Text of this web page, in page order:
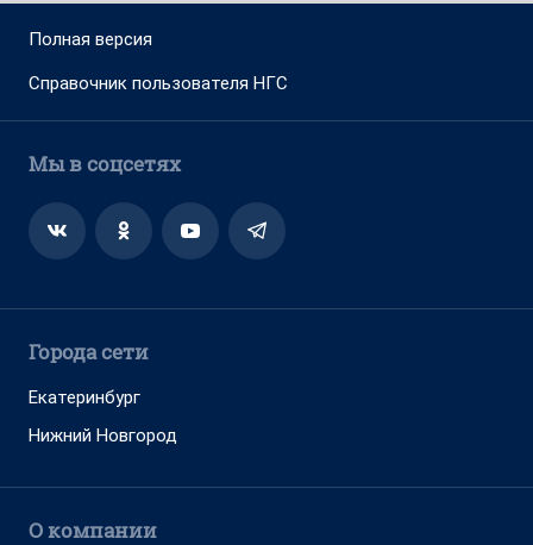
Полная версия
Справочник пользователя НГС
Мы в соцсетях
Города сети
Екатеринбург
Нижний Новгород
О компании